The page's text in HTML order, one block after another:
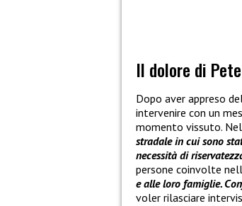
Il dolore di
Dopo aver appreso
intervenire con un
momento vissuto.
stradale in cui sono
necessità di
persone coinvolte
e alle loro famiglie.
voler rilasciare